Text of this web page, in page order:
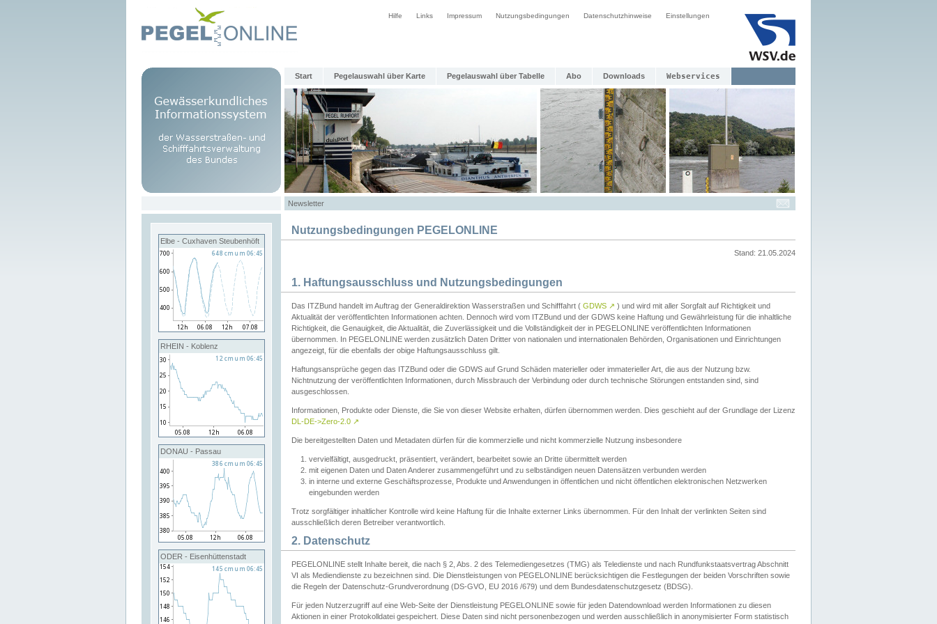
Hilfe Links Impressum Nutzungsbedingungen Datenschutzhinweise Einstellungen
Start Pegelauswahl über Karte Pegelauswahl über Tabelle Abo Downloads Webservices
Newsletter
Elbe - Cuxhaven Steubenhöft
RHEIN - Koblenz
DONAU - Passau
ODER - Eisenhüttenstadt
Nutzungsbedingungen PEGELONLINE
Stand: 21.05.2024
1. Haftungsausschluss und Nutzungsbedingungen
Das ITZBund handelt im Auftrag der Generaldirektion Wasserstraßen und Schifffahrt ( GDWS ↗ ) und wird mit aller Sorgfalt auf Richtigkeit und
Aktualität der veröffentlichten Informationen achten. Dennoch wird vom ITZBund und der GDWS keine Haftung und Gewährleistung für die inhaltliche
Richtigkeit, die Genauigkeit, die Aktualität, die Zuverlässigkeit und die Vollständigkeit der in PEGELONLINE veröffentlichten Informationen
übernommen. In PEGELONLINE werden zusätzlich Daten Dritter von nationalen und internationalen Behörden, Organisationen und Einrichtungen
angezeigt, für die ebenfalls der obige Haftungsausschluss gilt.
Haftungsansprüche gegen das ITZBund oder die GDWS auf Grund Schäden materieller oder immaterieller Art, die aus der Nutzung bzw.
Nichtnutzung der veröffentlichten Informationen, durch Missbrauch der Verbindung oder durch technische Störungen entstanden sind, sind
ausgeschlossen.
Informationen, Produkte oder Dienste, die Sie von dieser Website erhalten, dürfen übernommen werden. Dies geschieht auf der Grundlage der Lizenz
DL-DE->Zero-2.0 ↗
Die bereitgestellten Daten und Metadaten dürfen für die kommerzielle und nicht kommerzielle Nutzung insbesondere
vervielfältigt, ausgedruckt, präsentiert, verändert, bearbeitet sowie an Dritte übermittelt werden
mit eigenen Daten und Daten Anderer zusammengeführt und zu selbständigen neuen Datensätzen verbunden werden
in interne und externe Geschäftsprozesse, Produkte und Anwendungen in öffentlichen und nicht öffentlichen elektronischen Netzwerken
eingebunden werden
Trotz sorgfältiger inhaltlicher Kontrolle wird keine Haftung für die Inhalte externer Links übernommen. Für den Inhalt der verlinkten Seiten sind
ausschließlich deren Betreiber verantwortlich.
2. Datenschutz
PEGELONLINE stellt Inhalte bereit, die nach § 2, Abs. 2 des Telemediengesetzes (TMG) als Teledienste und nach Rundfunkstaatsvertrag Abschnitt
VI als Mediendienste zu bezeichnen sind. Die Dienstleistungen von PEGELONLINE berücksichtigen die Festlegungen der beiden Vorschriften sowie
die Regeln der Datenschutz-Grundverordnung (DS-GVO, EU 2016 /679) und dem Bundesdatenschutzgesetz (BDSG).
Für jeden Nutzerzugriff auf eine Web-Seite der Dienstleistung PEGELONLINE sowie für jeden Datendownload werden Informationen zu diesen
Aktionen in einer Protokolldatei gespeichert. Diese Daten sind nicht personenbezogen und werden ausschließlich in anonymisierter Form statistisch